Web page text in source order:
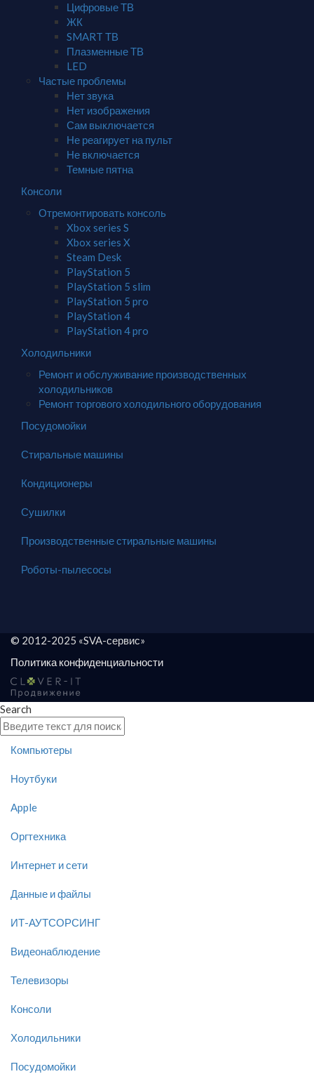
Цифровые ТВ
ЖК
SMART ТВ
Плазменные ТВ
LED
Частые проблемы
Нет звука
Нет изображения
Сам выключается
Не реагирует на пульт
Не включается
Темные пятна
Консоли
Отремонтировать консоль
Xbox series S
Xbox series X
Steam Desk
PlayStation 5
PlayStation 5 slim
PlayStation 5 pro
PlayStation 4
PlayStation 4 pro
Холодильники
Ремонт и обслуживание производственных
холодильников
Ремонт торгового холодильного оборудования
Посудомойки
Стиральные машины
Кондиционеры
Сушилки
Производственные стиральные машины
Роботы-пылесосы
© 2012-2025 «SVA-сервис»
Политика конфиденциальности
Search
Компьютеры
Ноутбуки
Apple
Оргтехника
Интернет и сети
Данные и файлы
ИТ-АУТСОРСИНГ
Видеонаблюдение
Телевизоры
Консоли
Холодильники
Посудомойки